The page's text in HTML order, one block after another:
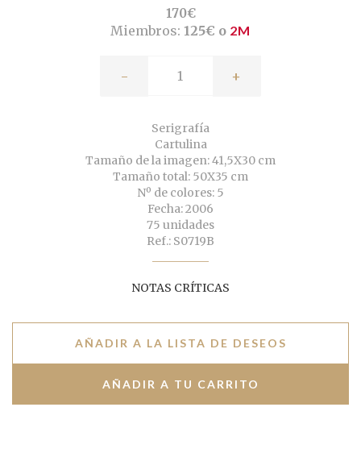
170€
Miembros: 125€ o 2M
- +
Serigrafía
Cartulina
Tamaño de la imagen: 41,5X30 cm
Tamaño total: 50X35 cm
Nº de colores: 5
Fecha: 2006
75 unidades
Ref.: S0719B
NOTAS CRÍTICAS
AÑADIR A LA LISTA DE DESEOS